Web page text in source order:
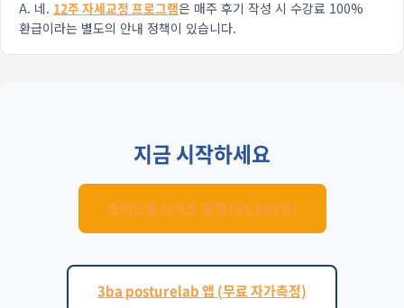
A. 네. 12주 자세교정 프로그램은 매주 후기 작성 시 수강료 100%
환급이라는 별도의 안내 정책이 있습니다.
지금 시작하세요
중력정렬 시리즈 결제 (59,000원)
3ba posturelab 앱 (무료 자가측정)